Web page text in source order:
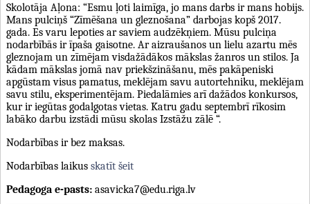
Skolotāja Aļona: “Esmu ļoti laimīga, jo mans darbs ir mans hobijs.
Mans pulciņš “Zīmēšana un gleznošana” darbojas kopš 2017.
gada. Es varu lepoties ar saviem audzēkņiem. Mūsu pulciņa
nodarbībās ir īpaša gaisotne. Ar aizraušanos un lielu azartu mēs
gleznojam un zīmējam visdažādākos mākslas žanros un stilos. Ja
kādam mākslas jomā nav priekšzināšanu, mēs pakāpeniski
apgūstam visus pamatus, meklējam savu autortehniku, meklējam
savu stilu, eksperimentējam. Piedalāmies arī dažādos konkursos,
kur ir iegūtas godalgotas vietas. Katru gadu septembrī rīkosim
labāko darbu izstādi mūsu skolas Izstāžu zālē “.
Nodarbības ir bez maksas.
Nodarbības laikus skatīt šeit
Pedagoga e-pasts: asavicka7@edu.riga.lv